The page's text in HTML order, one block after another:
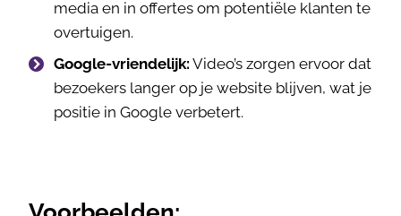
media en in offertes om potentiële klanten te
overtuigen.
Google-vriendelijk: Video’s zorgen ervoor dat
bezoekers langer op je website blijven, wat je
positie in Google verbetert.